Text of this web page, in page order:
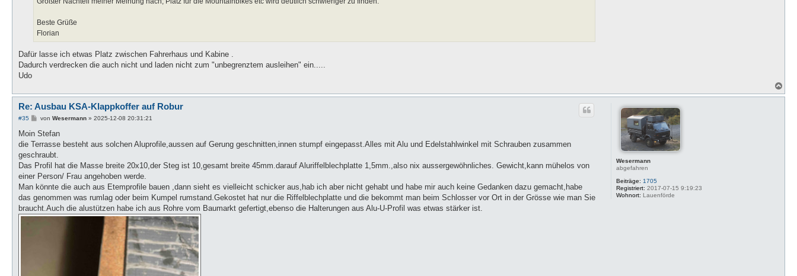
Beste Grüße
Florian
Dafür lasse ich etwas Platz zwischen Fahrerhaus und Kabine .
Dadurch verdrecken die auch nicht und laden nicht zum "unbegrenztem ausleihen" ein.....
Udo
a
Wesermann
abgefahren
Beiträge: 1705
Registriert: 2017-07-15 9:19:23
Wohnort: Lauenförde
Re: Ausbau KSA-Klappkoffer auf Robur
#35
B
i
r
a
von Wesermann» 2025-12-08 20:31:21
Moin Stefan
die Terrasse besteht aus solchen Aluprofile,aussen auf Gerung geschnitten,innen stumpf eingepasst.Alles mit Alu und Edelstahlwinkel mit Schrauben zusammen
geschraubt.
Das Profil hat die Masse breite 20x10,der Steg ist 10,gesamt breite 45mm.darauf Aluriffelblechplatte 1,5mm.,also nix aussergewöhnliches. Gewicht,kann mühelos von
einer Person/ Frau angehoben werde.
Man könnte die auch aus Etemprofile bauen ,dann sieht es vielleicht schicker aus,hab ich aber nicht gehabt und habe mir auch keine Gedanken dazu gemacht,habe
das genommen was rumlag oder beim Kumpel rumstand.Gekostet hat nur die Riffelblechplatte und die bekommt man beim Schlosser vor Ort in der Grösse wie man Sie
braucht.Auch die alustützen habe ich aus Rohre vom Baumarkt gefertigt,ebenso die Halterungen aus Alu-U-Profil was etwas stärker ist.